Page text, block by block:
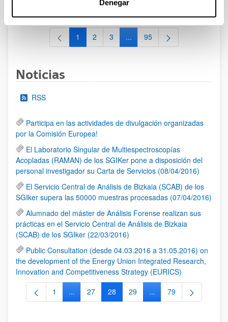
Denegar
al 30/07/2026 (ambos incluídos)
Página
1 Página
2 Página
3 ...Páginas intermedias Use TAB
Página
95
Noticias
RSS
Participa en las actividades de divulgación organizadas
por la Comisión Europea!
El Laboratorio Singular de Multiespectroscopías
Acopladas (RAMAN) de los SGIKer pone a disposición del
personal investigador su Carta de Servicios (08/04/2016)
El Servicio Central de Análisis de Bizkaia (SCAB) de los
SGIker supera las 50000 muestras procesadas (07/04/2016)
Alumnado del máster de Análisis Forense realizan sus
prácticas en el Servicio Central de Análisis de Bizkaia
(SCAB) de los SGIker (22/03/2016)
Public Consultation (desde 04.03.2016 a 31.05.2016) on
the development of the Energy Union Integrated Research,
Innovation and Competitiveness Strategy (EURICS)
Página
1 ...Páginas intermedias Use TAB para desplazarse.
Página
27 Página
28 Página
29 ...Páginas intermedias
Página
79